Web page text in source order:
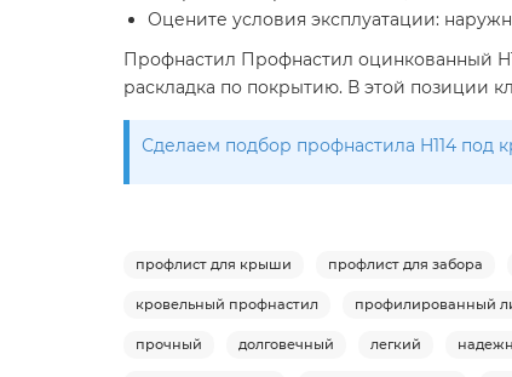
Оцените условия эксплуатации:
Профнастил Профнастил оцинкованный
раскладка по покрытию. В этой позиции
Сделаем подбор профнастила H114 под
профлист для крыши профлист для забора
кровельный профнастил профилированный
прочный долговечный легкий